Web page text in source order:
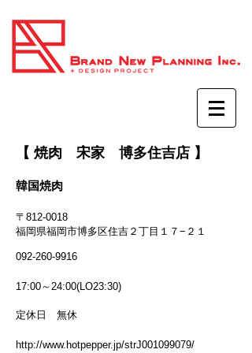
【 焼肉 宋家 博多住吉店 】
韓国焼肉
〒812-0018
福岡県福岡市博多区住吉２丁目１７−２１
092-260-9916
17:00～24:00(LO23:30)
定休日 無休
http://www.hotpepper.jp/strJ001099079/
宋家